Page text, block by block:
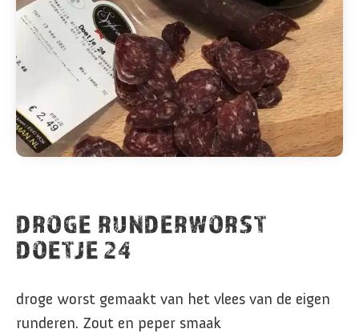
DROGE RUNDERWORST
DOETJE 24
droge worst gemaakt van het vlees van de eigen
runderen. Zout en peper smaak